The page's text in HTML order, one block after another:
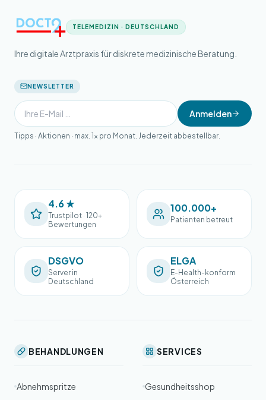
TELEMEDIZIN · DEUTSCHLAND
Ihre digitale Arztpraxis für diskrete medizinische Beratung.
NEWSLETTER
Anmelden
Tipps · Aktionen · max. 1× pro Monat. Jederzeit abbestellbar.
4.6 ★
Trustpilot · 120+
Bewertungen
100.000+
Patienten betreut
DSGVO
Server in
Deutschland
ELGA
E-Health-konform
Österreich
BEHANDLUNGEN
Abnehmspritze
SERVICES
Gesundheitsshop